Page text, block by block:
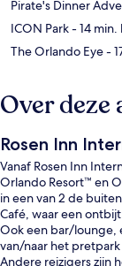
Pirate's Dinner
ICON Park- 14
The Orlando Eye-
Over
Rosen Inn
Vanaf Rosen Inn
Orlando Resort™ en
in een van 2 de
Café, waar een
Ook een bar/lounge,
van/naar het
Andere reizigers zijn